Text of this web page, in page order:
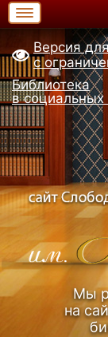
Версия
с
Библиотека
в социальных
Мы
на